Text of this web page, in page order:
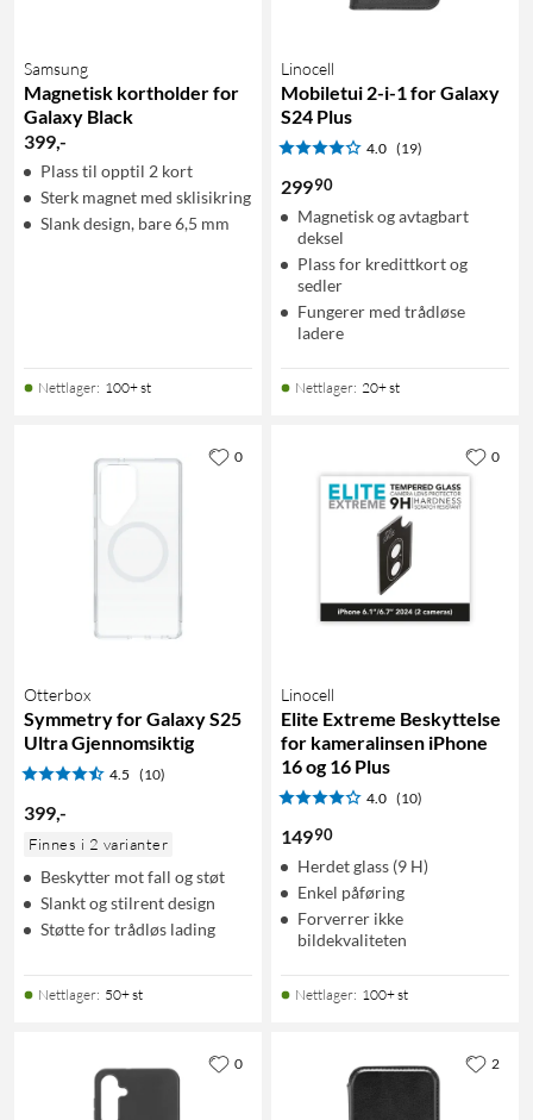
Samsung
Magnetisk kortholder for
Galaxy Black
399,-
Plass til opptil 2 kort
Sterk magnet med sklisikring
Slank design, bare 6,5 mm
Nettlager: 100+ st
Linocell
Mobiletui 2-i-1 for Galaxy
S24 Plus
4.0 (19)
29990
Magnetisk og avtagbart
deksel
Plass for kredittkort og
sedler
Fungerer med trådløse
ladere
Nettlager: 20+ st
Otterbox
Symmetry for Galaxy S25
Ultra Gjennomsiktig
4.5 (10)
399,-
Finnes i 2 varianter
Beskytter mot fall og støt
Slankt og stilrent design
Støtte for trådløs lading
Nettlager: 50+ st
0
Linocell
Elite Extreme Beskyttelse
for kameralinsen iPhone
16 og 16 Plus
4.0 (10)
14990
Herdet glass (9 H)
Enkel påføring
Forverrer ikke
bildekvaliteten
Nettlager: 100+ st
0
0 2